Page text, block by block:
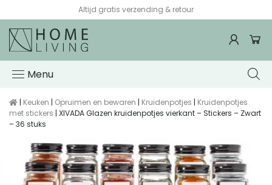
Altijd gratis verzending & retour
Menu
| Keuken | Opruimen en bewaren | Kruidenpotjes | Kruidenpotjes
met stickers | XIVADA Glazen kruidenpotjes vierkant – Stickers – Zwart
– 36 stuks